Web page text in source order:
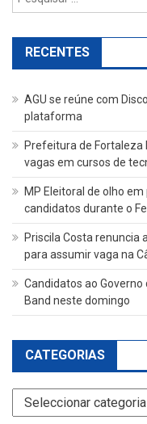
RECENTES
AGU se reúne com
plataforma
Prefeitura de Fortaleza
vagas em cursos de
MP Eleitoral de olho
candidatos durante o
Priscila Costa renuncia
para assumir vaga na
Candidatos ao
Band neste domingo
CATEGORIAS
Categorias